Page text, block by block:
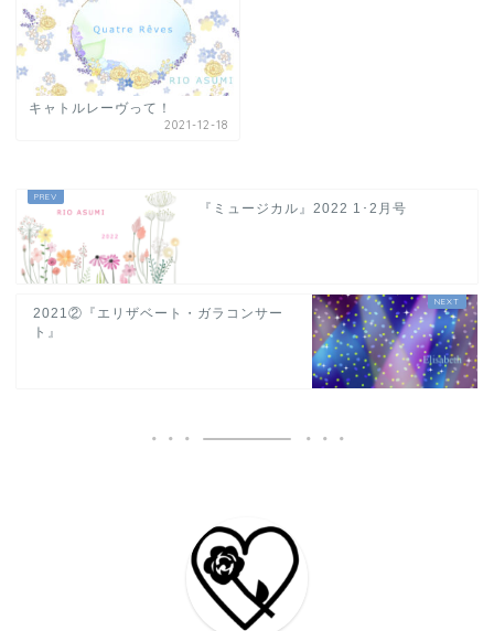
キャトルレーヴって！
2021-12-18
『ミュージカル』2022 1･2月号
2021②『エリザベート・ガラコンサー
ト』